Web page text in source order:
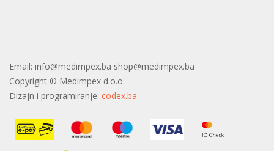
Email: info@medimpex.ba shop@medimpex.ba
Copyright © Medimpex d.o.o.
Dizajn i programiranje: codex.ba